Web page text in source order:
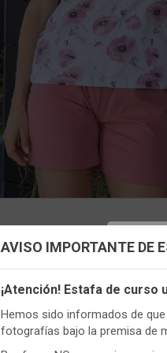
AVISO IMPORTANTE DE
¡Atención! Estafa de curso
Hemos sido informados de
fotografías bajo la premisa de